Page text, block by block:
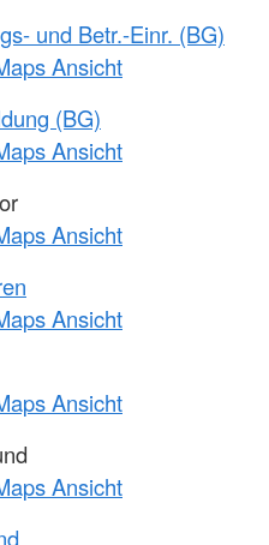
und Betr.-Einr. (BG)
Ansicht
(BG)
Ansicht
Ansicht
Ansicht
Ansicht
Ansicht